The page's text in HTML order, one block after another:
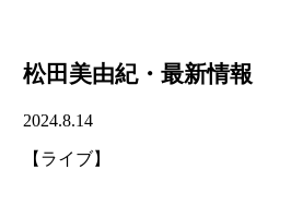
松田美由紀・最新情報
2024.8.14
【ライブ】